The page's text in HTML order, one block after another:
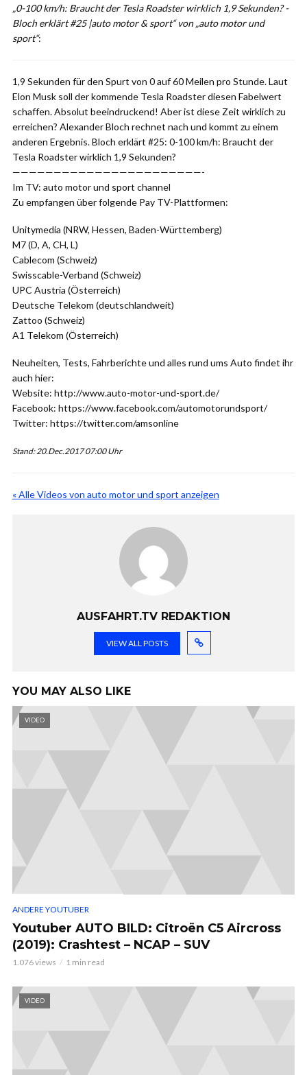
„0-100 km/h: Braucht der Tesla Roadster wirklich 1,9 Sekunden? -
Bloch erklärt #25 |auto motor & sport“ von „auto motor und
sport“:
1,9 Sekunden für den Spurt von 0 auf 60 Meilen pro Stunde. Laut
Elon Musk soll der kommende Tesla Roadster diesen Fabelwert
schaffen. Absolut beeindruckend! Aber ist diese Zeit wirklich zu
erreichen? Alexander Bloch rechnet nach und kommt zu einem
anderen Ergebnis. Bloch erklärt #25: 0-100 km/h: Braucht der
Tesla Roadster wirklich 1,9 Sekunden?
———————————————————————-
Im TV: auto motor und sport channel
Zu empfangen über folgende Pay TV-Plattformen:
Unitymedia (NRW, Hessen, Baden-Württemberg)
M7 (D, A, CH, L)
Cablecom (Schweiz)
Swisscable-Verband (Schweiz)
UPC Austria (Österreich)
Deutsche Telekom (deutschlandweit)
Zattoo (Schweiz)
A1 Telekom (Österreich)
Neuheiten, Tests, Fahrberichte und alles rund ums Auto findet ihr
auch hier:
Website: http://www.auto-motor-und-sport.de/
Facebook: https://www.facebook.com/automotorundsport/
Twitter: https://twitter.com/amsonline
Stand: 20.Dec.2017 07:00 Uhr
« Alle Videos von auto motor und sport anzeigen
AUSFAHRT.TV REDAKTION
VIEW ALL POSTS
YOU MAY ALSO LIKE
VIDEO
ANDERE YOUTUBER
Youtuber AUTO BILD: Citroën C5 Aircross
(2019): Crashtest – NCAP – SUV
1.076 views 1 min read
VIDEO